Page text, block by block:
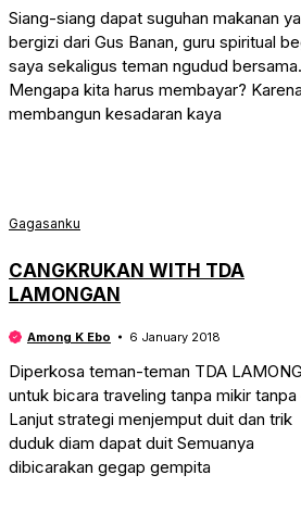
Siang-siang dapat suguhan makanan
bergizi dari Gus Banan, guru spiritual
saya sekaligus teman ngudud
Mengapa kita harus membayar? Karena
membangun kesadaran kaya
Gagasanku
CANGKRUKAN WITH TDA
LAMONGAN
Among K Ebo 6 January 2018
Diperkosa teman-teman TDA
untuk bicara traveling tanpa mikir tanpa
Lanjut strategi menjemput duit dan trik
duduk diam dapat duit Semuanya
dibicarakan gegap gempita